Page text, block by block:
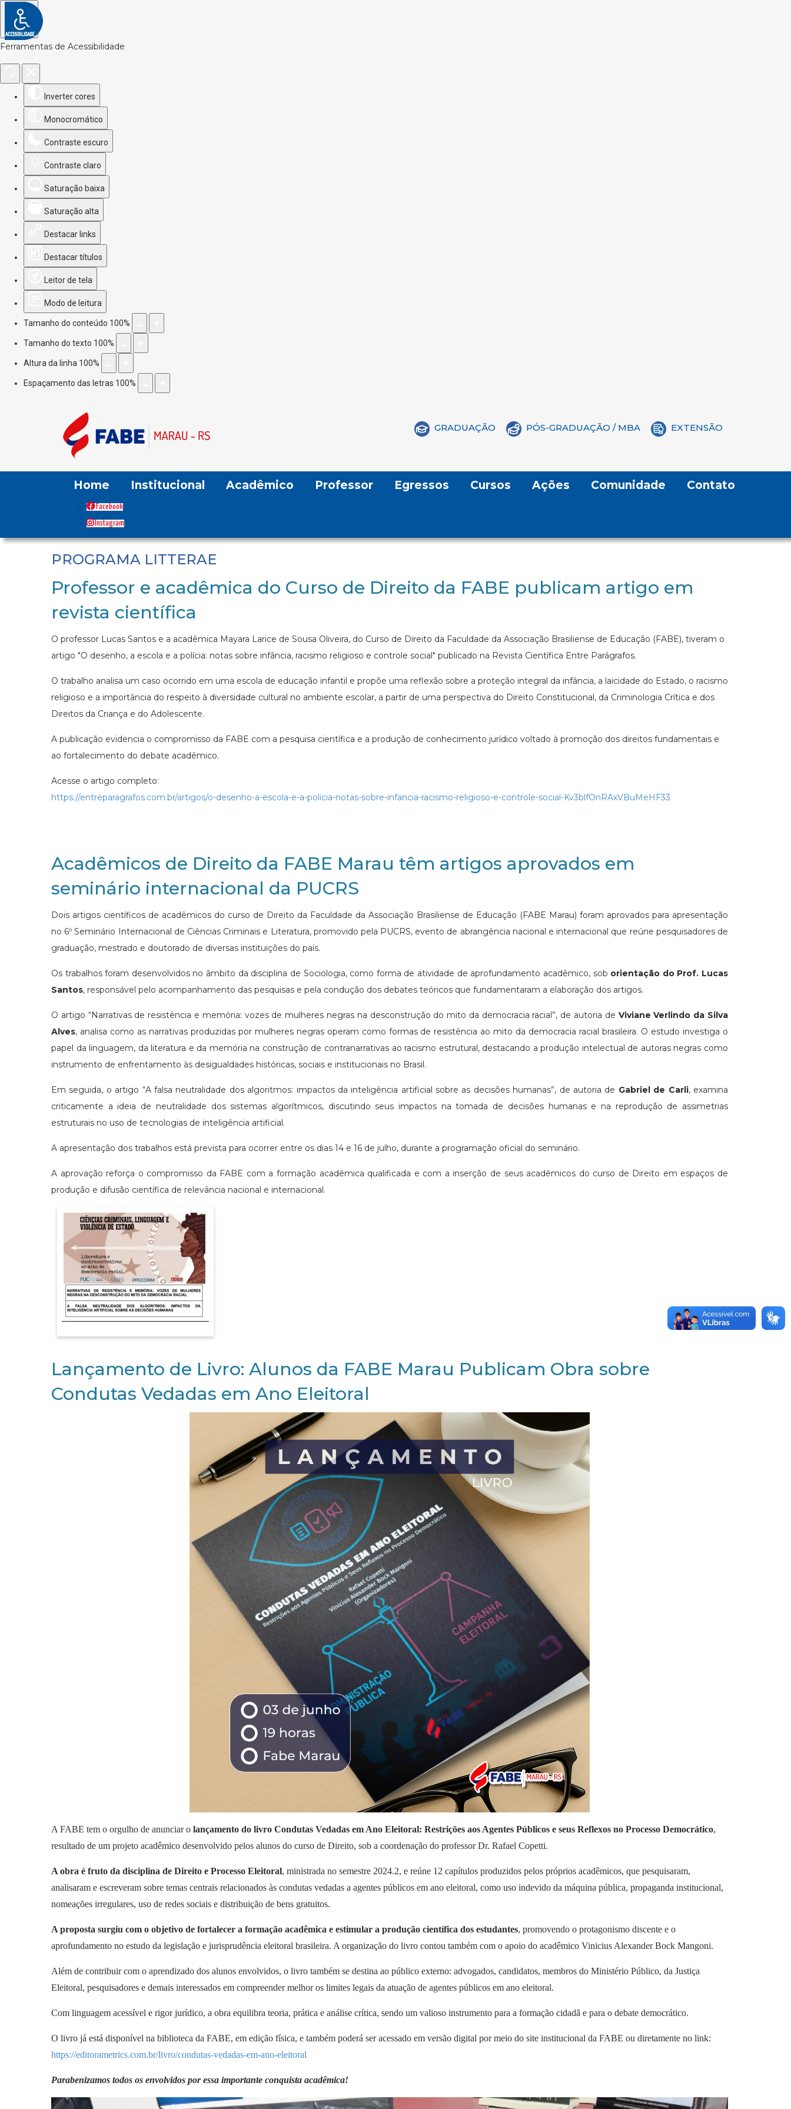
Ferramentas de Acessibilidade
Inverter cores
Monocromático
Contraste escuro
Contraste claro
Saturação baixa
Saturação alta
Destacar links
Destacar títulos
Leitor de tela
Modo de leitura
Tamanho do conteúdo 100%
Tamanho do texto 100%
Altura da linha 100%
Espaçamento das letras 100%
GRADUAÇÃO PÓS-GRADUAÇÃO / MBA EXTENSÃO
Home Institucional Acadêmico Professor Egressos Cursos Ações Comunidade Contato
Facebook
Instagram
PROGRAMA LITTERAE
Professor e acadêmica do Curso de Direito da FABE publicam artigo em
revista científica
O professor Lucas Santos e a acadêmica Mayara Larice de Sousa Oliveira, do Curso de Direito da Faculdade da Associação Brasiliense de Educação (FABE), tiveram o
artigo "O desenho, a escola e a polícia: notas sobre infância, racismo religioso e controle social" publicado na Revista Científica Entre Parágrafos.
O trabalho analisa um caso ocorrido em uma escola de educação infantil e propõe uma reflexão sobre a proteção integral da infância, a laicidade do Estado, o racismo
religioso e a importância do respeito à diversidade cultural no ambiente escolar, a partir de uma perspectiva do Direito Constitucional, da Criminologia Crítica e dos
Direitos da Criança e do Adolescente.
A publicação evidencia o compromisso da FABE com a pesquisa científica e a produção de conhecimento jurídico voltado à promoção dos direitos fundamentais e
ao fortalecimento do debate acadêmico.
Acesse o artigo completo:
https://entreparagrafos.com.br/artigos/o-desenho-a-escola-e-a-policia-notas-sobre-infancia-racismo-religioso-e-controle-social-Kv3blfOnRAxVBuMeHF33
Acadêmicos de Direito da FABE Marau têm artigos aprovados em
seminário internacional da PUCRS
Dois artigos científicos de acadêmicos do curso de Direito da Faculdade da Associação Brasiliense de Educação (FABE Marau) foram aprovados para apresentação
no 6º Seminário Internacional de Ciências Criminais e Literatura, promovido pela PUCRS, evento de abrangência nacional e internacional que reúne pesquisadores de
graduação, mestrado e doutorado de diversas instituições do país.
Os trabalhos foram desenvolvidos no âmbito da disciplina de Sociologia, como forma de atividade de aprofundamento acadêmico, sob orientação do Prof. Lucas
Santos, responsável pelo acompanhamento das pesquisas e pela condução dos debates teóricos que fundamentaram a elaboração dos artigos.
O artigo “Narrativas de resistência e memória: vozes de mulheres negras na desconstrução do mito da democracia racial”, de autoria de Viviane Verlindo da Silva
Alves, analisa como as narrativas produzidas por mulheres negras operam como formas de resistência ao mito da democracia racial brasileira. O estudo investiga o
papel da linguagem, da literatura e da memória na construção de contranarrativas ao racismo estrutural, destacando a produção intelectual de autoras negras como
instrumento de enfrentamento às desigualdades históricas, sociais e institucionais no Brasil.
Em seguida, o artigo “A falsa neutralidade dos algoritmos: impactos da inteligência artificial sobre as decisões humanas”, de autoria de Gabriel de Carli, examina
criticamente a ideia de neutralidade dos sistemas algorítmicos, discutindo seus impactos na tomada de decisões humanas e na reprodução de assimetrias
estruturais no uso de tecnologias de inteligência artificial.
A apresentação dos trabalhos está prevista para ocorrer entre os dias 14 e 16 de julho, durante a programação oficial do seminário.
A aprovação reforça o compromisso da FABE com a formação acadêmica qualificada e com a inserção de seus acadêmicos do curso de Direito em espaços de
produção e difusão científica de relevância nacional e internacional.
Lançamento de Livro: Alunos da FABE Marau Publicam Obra sobre
Condutas Vedadas em Ano Eleitoral
A FABE tem o orgulho de anunciar o lançamento do livro Condutas Vedadas em Ano Eleitoral: Restrições aos Agentes Públicos e seus Reflexos no Processo Democrático,
resultado de um projeto acadêmico desenvolvido pelos alunos do curso de Direito, sob a coordenação do professor Dr. Rafael Copetti.
A obra é fruto da disciplina de Direito e Processo Eleitoral, ministrada no semestre 2024.2, e reúne 12 capítulos produzidos pelos próprios acadêmicos, que pesquisaram,
analisaram e escreveram sobre temas centrais relacionados às condutas vedadas a agentes públicos em ano eleitoral, como uso indevido da máquina pública, propaganda institucional,
nomeações irregulares, uso de redes sociais e distribuição de bens gratuitos.
A proposta surgiu com o objetivo de fortalecer a formação acadêmica e estimular a produção científica dos estudantes, promovendo o protagonismo discente e o
aprofundamento no estudo da legislação e jurisprudência eleitoral brasileira. A organização do livro contou também com o apoio do acadêmico Vinicius Alexander Bock Mangoni.
Além de contribuir com o aprendizado dos alunos envolvidos, o livro também se destina ao público externo: advogados, candidatos, membros do Ministério Público, da Justiça
Eleitoral, pesquisadores e demais interessados em compreender melhor os limites legais da atuação de agentes públicos em ano eleitoral.
Com linguagem acessível e rigor jurídico, a obra equilibra teoria, prática e análise crítica, sendo um valioso instrumento para a formação cidadã e para o debate democrático.
O livro já está disponível na biblioteca da FABE, em edição física, e também poderá ser acessado em versão digital por meio do site institucional da FABE ou diretamente no link:
https://editorametrics.com.br/livro/condutas-vedadas-em-ano-eleitoral
Parabenizamos todos os envolvidos por essa importante conquista acadêmica!